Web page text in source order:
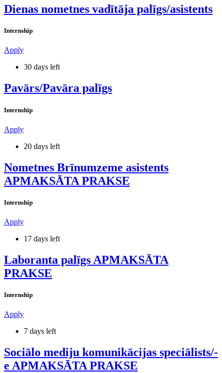
Dienas nometnes vadītāja palīgs/asistents
Internship
Apply
30 days left
Pavārs/Pavāra palīgs
Internship
Apply
20 days left
Nometnes Brīnumzeme asistents
APMAKSĀTA PRAKSE
Internship
Apply
17 days left
Laboranta palīgs APMAKSĀTA
PRAKSE
Internship
Apply
7 days left
Sociālo mediju komunikācijas speciālists/-
e APMAKSĀTA PRAKSE